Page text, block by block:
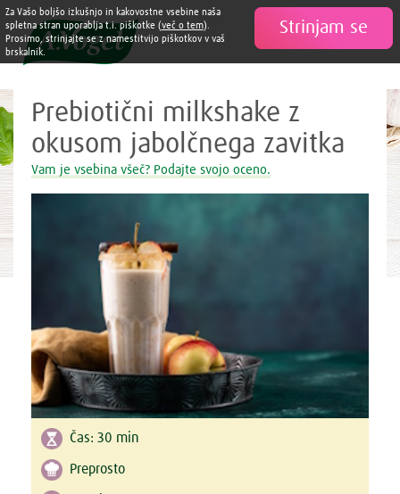

Zdravi in slastni recepti A. Vogel
Prebiotični milkshake z
okusom jabolčnega zavitka
Vam je vsebina všeč? Podajte svojo oceno.
Čas: 30 min
Preprosto
Strinjam se
Za Vašo boljšo izkušnjo in kakovostne vsebine naša
spletna stran uporablja t.i. piškotke (več o tem).
Prosimo, strinjajte se z namestitvijo piškotkov v vaš
brskalnik.